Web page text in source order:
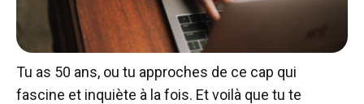
Tu as 50 ans, ou tu approches de ce cap qui
fascine et inquiète à la fois. Et voilà que tu te